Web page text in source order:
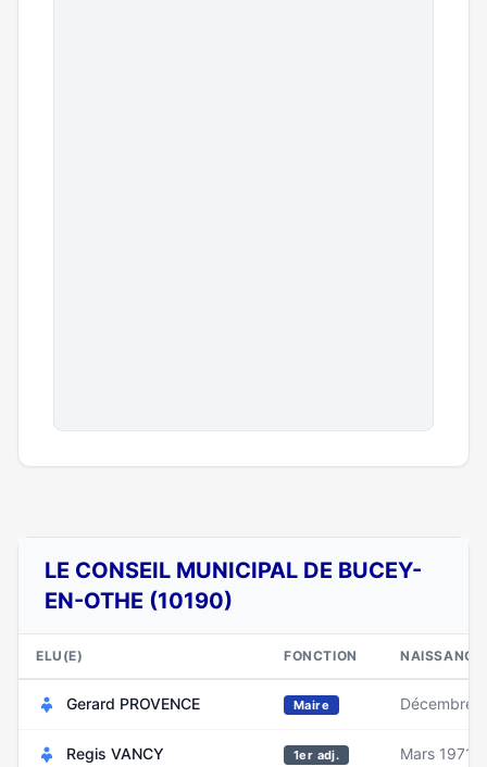
LE CONSEIL MUNICIPAL DE BUCEY-
EN-OTHE (10190)
ELU(E) FONCTION NAISSANCE
Gerard PROVENCE Maire Décembre
Regis VANCY 1er adj. Mars 1971